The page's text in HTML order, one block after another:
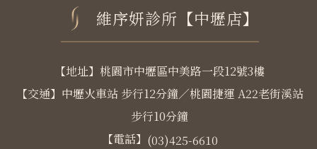
維序妍診所【中壢店】
【地址】桃園市中壢區中美路一段12號3樓
【交通】中壢火車站 步行12分鐘／桃園捷運 A22老街溪站
步行10分鐘
【電話】 (03)425-6610